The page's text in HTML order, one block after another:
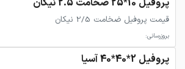
پروفیل 10*25 ضخامت 2.5 نیکان
قیمت پروفیل ضخامت 2/5 نیکان
بروزرسانی:
پروفیل 2*40*40 آسیا